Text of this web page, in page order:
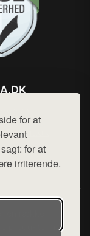
for at
for at
irriterende.
privatlivspolitik
en række
produkter fra